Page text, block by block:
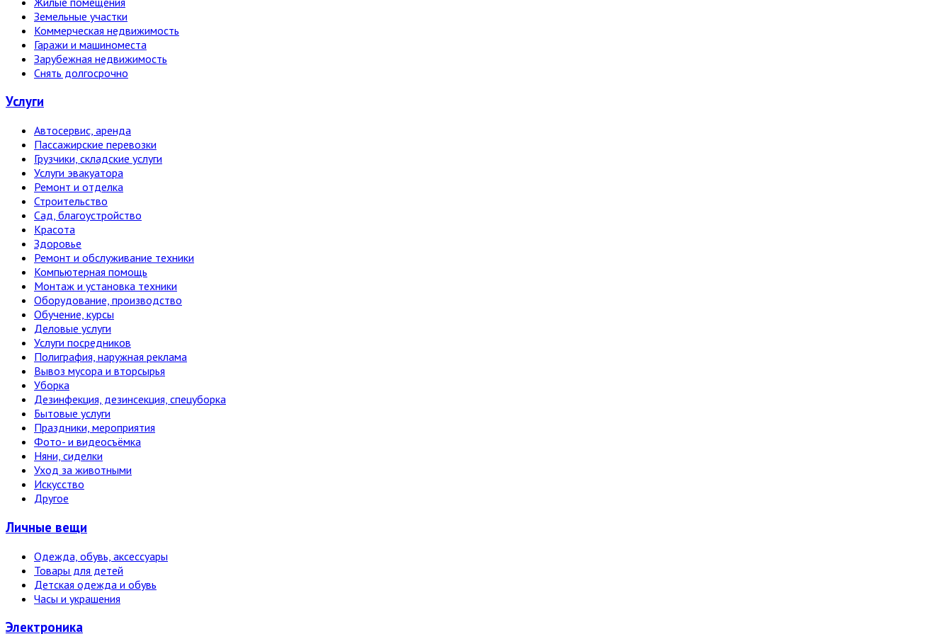
Земельные участки
Коммерческая недвижимость
Гаражи и машиноместа
Зарубежная недвижимость
Снять долгосрочно
Услуги
Автосервис, аренда
Пассажирские перевозки
Грузчики, складские услуги
Услуги эвакуатора
Ремонт и отделка
Строительство
Сад, благоустройство
Красота
Здоровье
Ремонт и обслуживание техники
Компьютерная помощь
Монтаж и установка техники
Оборудование, производство
Обучение, курсы
Деловые услуги
Услуги посредников
Полиграфия, наружная реклама
Вывоз мусора и вторсырья
Уборка
Дезинфекция, дезинсекция, спецуборка
Бытовые услуги
Праздники, мероприятия
Фото- и видеосъёмка
Няни, сиделки
Уход за животными
Искусство
Другое
Личные вещи
Одежда, обувь, аксессуары
Товары для детей
Детская одежда и обувь
Часы и украшения
Электро­ника